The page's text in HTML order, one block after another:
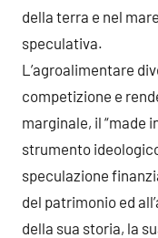
della terra e nel
speculativa.
L’agroalimentare
competizione e
marginale, il “made
strumento
speculazione
del patrimonio ed
della sua storia, la